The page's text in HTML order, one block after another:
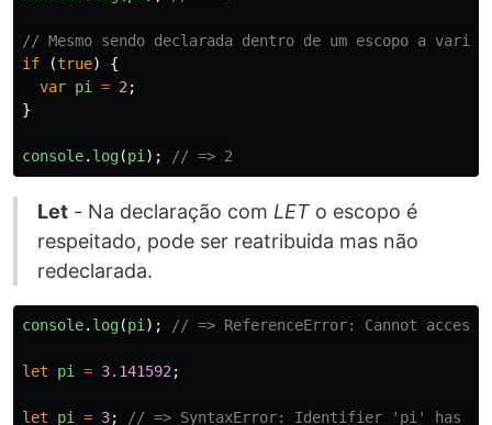
// Mesmo sendo declarada dentro de um escopo a
if
(true)
{
var pi = 2;
}
console. log(pi); // => 2
Let - Na declaração com LET o escopo é
respeitado, pode ser reatribuida mas não
redeclarada.
console. log(pi); // => ReferenceError: Cannot
let pi = 3.141592;
let pi = 3; // => SyntaxError: Identifier 'pi' has